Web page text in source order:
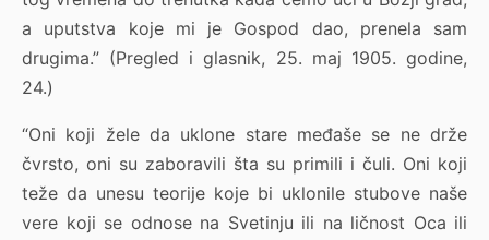
a uputstva koje mi je Gospod dao, prenela sam
drugima.” (Pregled i glasnik, 25. maj 1905. godine,
24.)
“Oni koji žele da uklone stare međaše se ne drže
čvrsto, oni su zaboravili šta su primili i čuli. Oni koji
teže da unesu teorije koje bi uklonile stubove naše
vere koji se odnose na Svetinju ili na ličnost Oca ili